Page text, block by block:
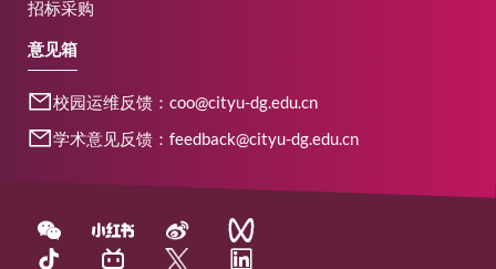
招标采购
意见箱
校园运维反馈：coo@cityu-dg.edu.cn
学术意见反馈：feedback@cityu-dg.edu.cn